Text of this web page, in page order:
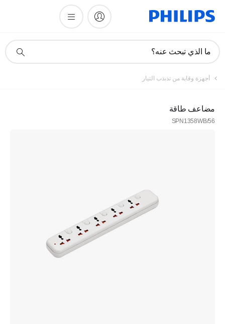
دعم
ما الذي تبحث عنه؟
أجهزة وقاية من تذبذب التيار
مضاعف طاقة
SPN1358WB/56